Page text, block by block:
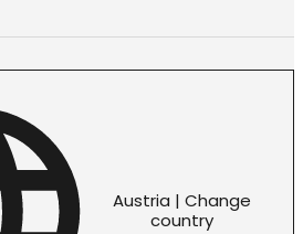
Austria | Change
country